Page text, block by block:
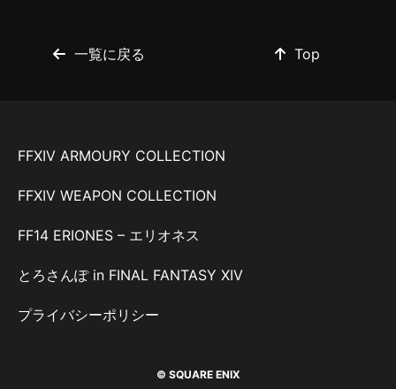
一覧に戻る Top
FFXIV ARMOURY COLLECTION
FFXIV WEAPON COLLECTION
FF14 ERIONES – エリオネス
とろさんぽ in FINAL FANTASY XIV
プライバシーポリシー
© SQUARE ENIX